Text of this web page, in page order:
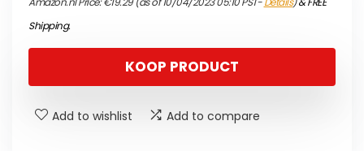
Shipping.
KOOP PRODUCT
Add to wishlist Add to compare